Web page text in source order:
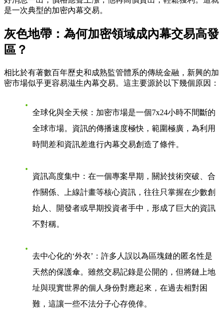
是一次典型的加密內幕交易。
灰色地帶：為何加密領域成內幕交易高發
區？
相比於有著數百年歷史和成熟監管體系的傳統金融，新興的加
密市場似乎更容易滋生內幕交易。這主要源於以下幾個原因：
全球化與全天候 ：加密市場是一個7x24小時不間斷的
全球市場。資訊的傳播速度極快，範圍極廣，為利用
時間差和資訊差進行內幕交易創造了條件。
資訊高度集中 ：在一個專案早期，關於技術突破、合
作關係、上線計畫等核心資訊，往往只掌握在少數創
始人、開發者或早期投資者手中，形成了巨大的資訊
不對稱。
去中心化的‘外衣’ ：許多人誤以為區塊鏈的匿名性是
天然的保護傘。雖然交易記錄是公開的，但將鏈上地
址與現實世界的個人身份對應起來，在過去相對困
難，這讓一些不法分子心存僥倖。